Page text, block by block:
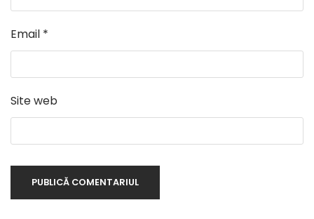
Email *
Site web